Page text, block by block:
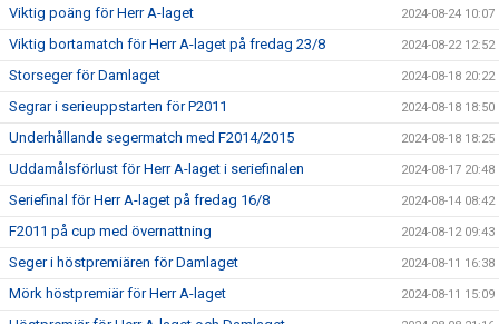
Viktig poäng för Herr A-laget 2024-08-24 10:07
Viktig bortamatch för Herr A-laget på fredag 23/8 2024-08-22 12:52
Storseger för Damlaget 2024-08-18 20:22
Segrar i serieuppstarten för P2011 2024-08-18 18:50
Underhållande segermatch med F2014/2015 2024-08-18 18:25
Uddamålsförlust för Herr A-laget i seriefinalen 2024-08-17 20:48
Seriefinal för Herr A-laget på fredag 16/8 2024-08-14 08:42
F2011 på cup med övernattning 2024-08-12 09:43
Seger i höstpremiären för Damlaget 2024-08-11 16:38
Mörk höstpremiär för Herr A-laget 2024-08-11 15:09